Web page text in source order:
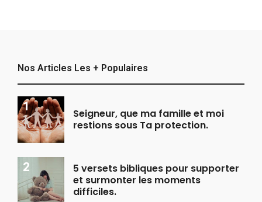
Nos Articles Les + Populaires
Seigneur, que ma famille et moi
restions sous Ta protection.
5 versets bibliques pour supporter
et surmonter les moments
difficiles.